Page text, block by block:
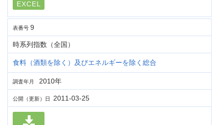
EXCEL
表番号 9
時系列指数（全国）
食料（酒類を除く）及びエネルギーを除く総合
調査年月 2010年
公開（更新）日 2011-03-25